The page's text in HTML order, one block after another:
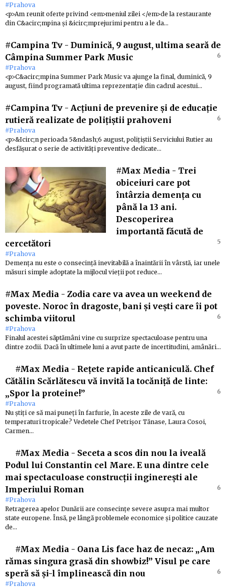
#Prahova
<p>Am reunit oferte privind <em>meniul zilei </em>de la restaurante
din C&acirc;mpina și &icirc;mprejurimi pentru a le da…
#Campina Tv - Duminică, 9 august, ultima seară de
Câmpina Summer Park Music
6
#Prahova
<p>C&acirc;mpina Summer Park Music va ajunge la final, duminică, 9
august, fiind programată ultima reprezentație din cadrul acestui…
#Campina Tv - Acțiuni de prevenire și de educație
rutieră realizate de polițiștii prahoveni
6
#Prahova
<p>&Icirc;n perioada 5&ndash;6 august, polițiștii Serviciului Rutier au
desfășurat o serie de activități preventive dedicate…
#Max Media - Trei
obiceiuri care pot
întârzia demența cu
până la 13 ani.
Descoperirea
importantă făcută de
cercetători
5
#Prahova
Demența nu este o consecință inevitabilă a înaintării în vârstă, iar unele
măsuri simple adoptate la mijlocul vieții pot reduce…
#Max Media - Zodia care va avea un weekend de
poveste. Noroc în dragoste, bani și vești care îi pot
schimba viitorul
6
#Prahova
Finalul acestei săptămâni vine cu surprize spectaculoase pentru una
dintre zodii. Dacă în ultimele luni a avut parte de incertitudini, amânări…
#Max Media - Rețete rapide anticaniculă. Chef
Cătălin Scărlătescu vă invită la tocăniță de linte:
„Spor la proteine!”
6
#Prahova
Nu știți ce să mai puneți în farfurie, în aceste zile de vară, cu
temperaturi tropicale? Vedetele Chef Petrișor Tănase, Laura Cosoi,
Carmen…
#Max Media - Seceta a scos din nou la iveală
Podul lui Constantin cel Mare. E una dintre cele
mai spectaculoase construcții inginerești ale
Imperiului Roman
6
#Prahova
Retragerea apelor Dunării are consecințe severe asupra mai multor
state europene. Însă, pe lângă problemele economice și politice cauzate
de…
#Max Media - Oana Lis face haz de necaz: „Am
rămas singura grasă din showbiz!” Visul pe care
speră să și-l împlinească din nou
6
#Prahova